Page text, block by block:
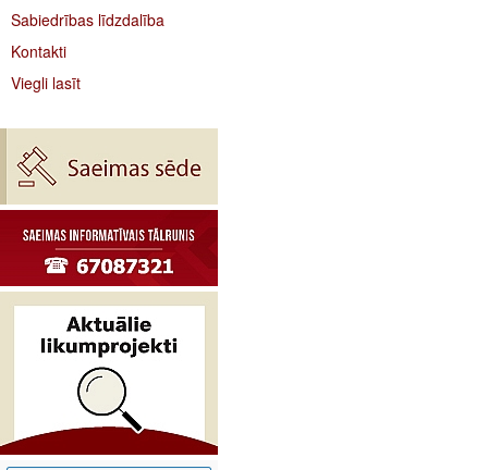
Sabiedrības līdzdalība
Kontakti
Viegli lasīt